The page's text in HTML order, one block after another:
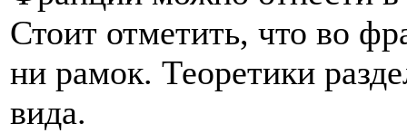
Стоит отметить, что во
ни рамок. Теоретики
вида.